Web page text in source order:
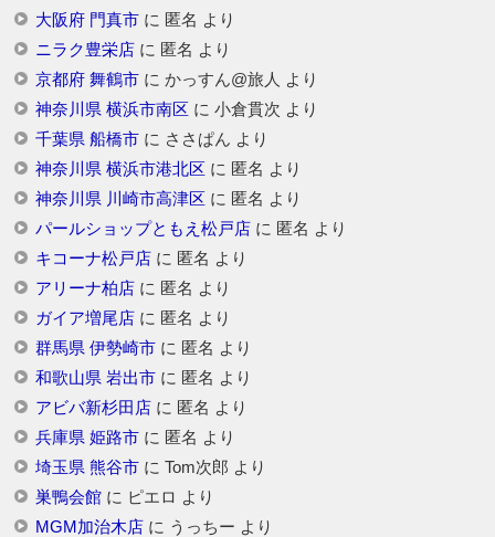
大阪府 門真市に 匿名 より
ニラク豊栄店に 匿名 より
京都府 舞鶴市に かっすん@旅人 より
神奈川県 横浜市南区 に 小倉貫次 より
千葉県 船橋市に ささぱん より
神奈川県 横浜市港北区 に 匿名 より
神奈川県 川崎市高津区 に 匿名 より
パールショップともえ松戸店に 匿名 より
キコーナ松戸店に 匿名 より
アリーナ柏店に 匿名 より
ガイア増尾店に 匿名 より
群馬県 伊勢崎市に 匿名 より
和歌山県 岩出市に 匿名 より
アビバ新杉田店に 匿名 より
兵庫県 姫路市に 匿名 より
埼玉県 熊谷市に Tom次郎 より
巣鴨会館に ピエロ より
MGM加治木店に うっちー より